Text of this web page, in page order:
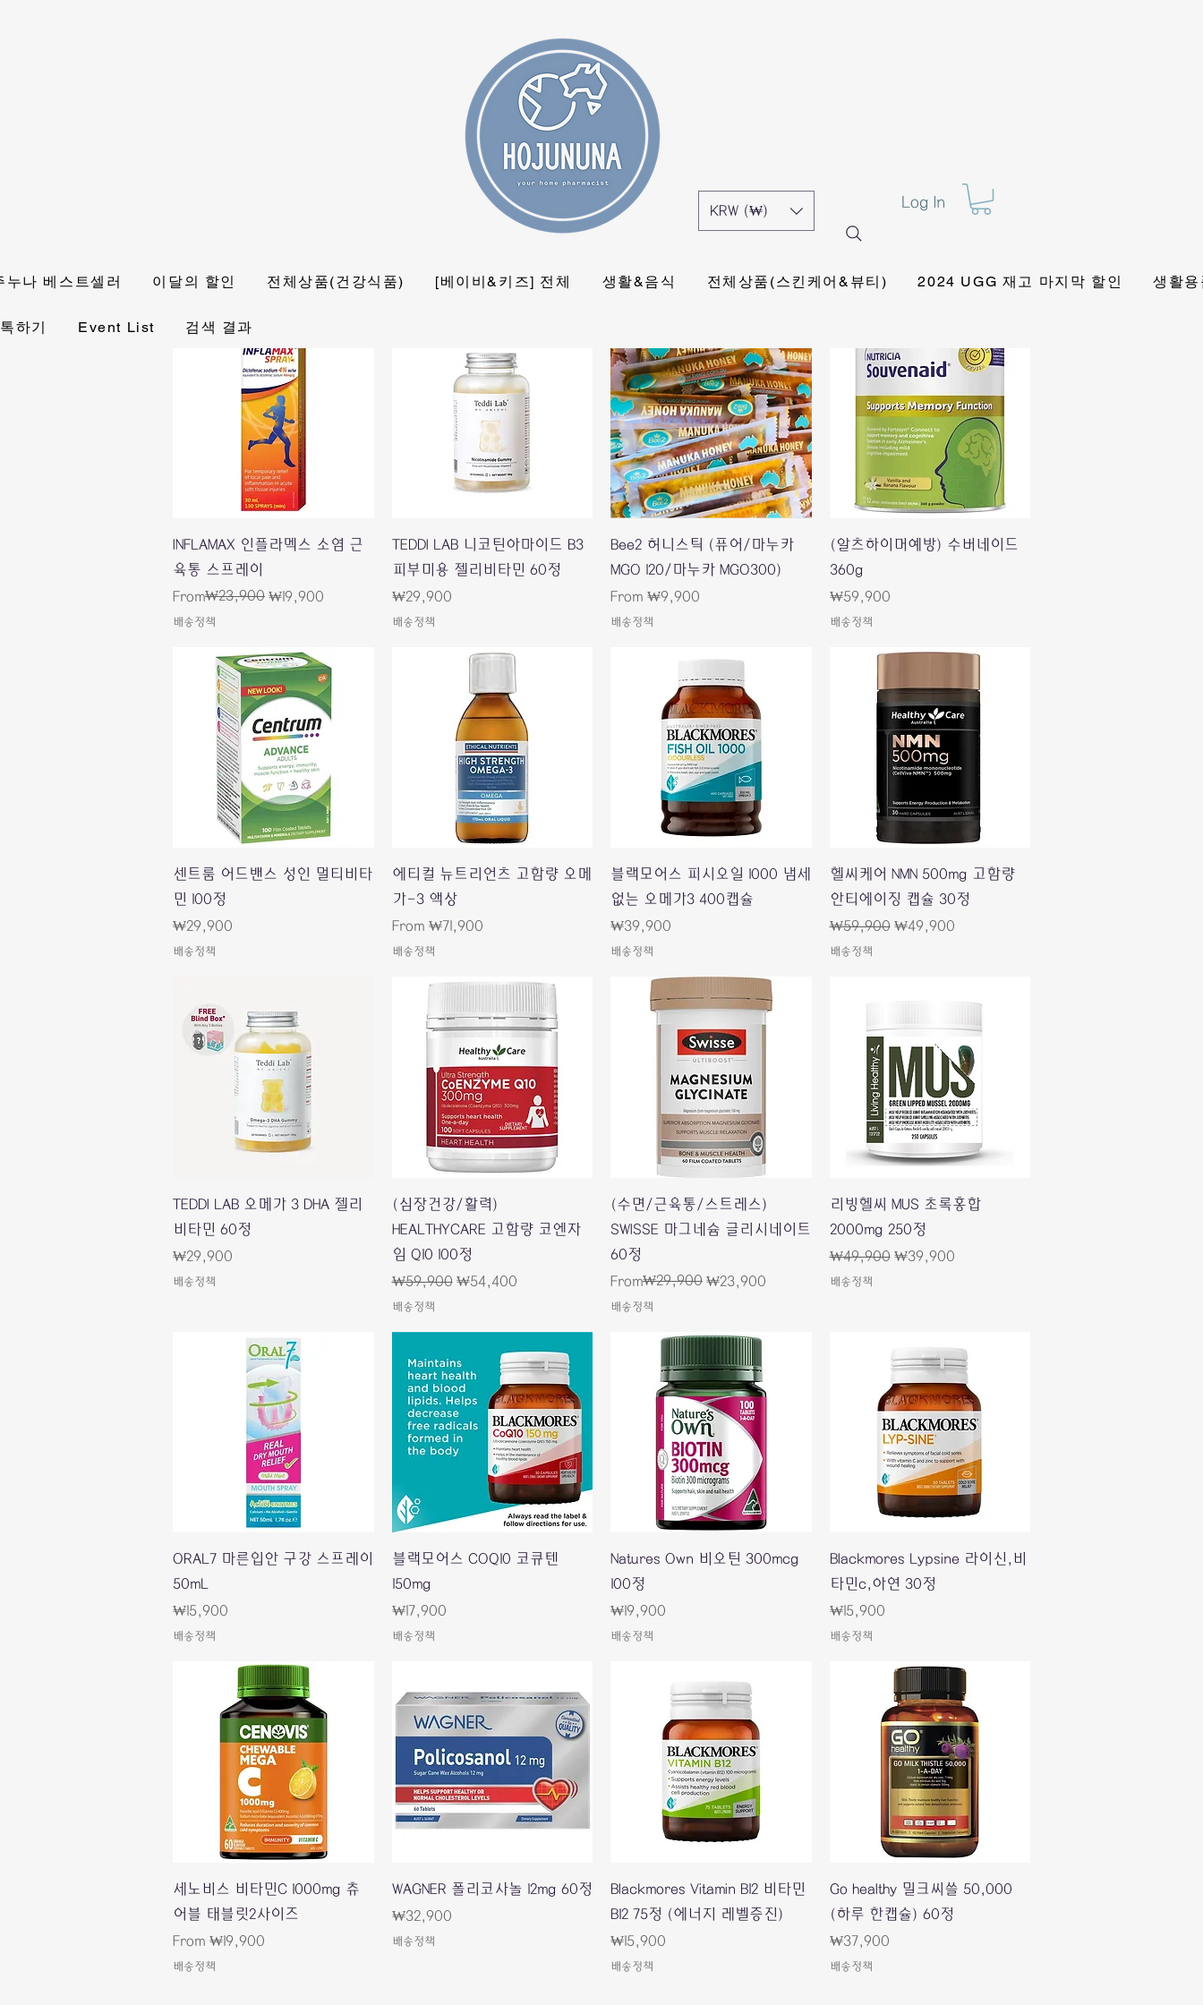
KRW (₩)
Log In
누나 베스트셀러 이달의 할인 전체상품(건강식품) [베이비&키즈] 전체 생활&음식 전체상품(스킨케어&뷰티) 2024 UGG 재고 마지막 할인 생활
하기 Event List 검색 결과
Quick View
INFLAMAX 인플라멕스 소염 근
육통 스프레이
From
Regular Price
₩23,900 ₩19,900
Sale Price
배송정책
Quick View
TEDDI LAB 니코틴아마이드 B3
피부미용 젤리비타민 60정
Price
₩29,900
배송정책
Quick View
Bee2 허니스틱 (퓨어/마누카
MGO 120/마누카 MGO300)
From ₩9,900
Sale Price
배송정책
Quick View
(알츠하이머예방) 수버네이드
360g
Price
₩59,900
배송정책
Quick View
센트룸 어드밴스 성인 멀티비타
민 100정
Price
₩29,900
배송정책
Quick View
에티컬 뉴트리언츠 고함량 오메
가-3 액상
From ₩71,900
Sale Price
배송정책
Quick View
블랙모어스 피시오일 1000 냄세
없는 오메가3 400캡슐
Price
₩39,900
배송정책
Quick View
헬씨케어 NMN 500mg 고함량
안티에이징 캡슐 30정
Regular Price
₩59,900 Sale Price
₩49,900
배송정책
Quick View
TEDDI LAB 오메가 3 DHA 젤리
비타민 60정
Price
₩29,900
배송정책
Quick View
(심장건강/활력)
HEALTHYCARE 고함량 코엔자
임 Q10 100정
Regular Price
₩59,900 Sale Price
₩54,400
배송정책
Quick View
(수면/근육통/스트레스)
SWISSE 마그네슘 글리시네이트
60정
From
Regular Price
₩29,900 ₩23,900
Sale Price
배송정책
Quick View
리빙헬씨 MUS 초록홍합
2000mg 250정
Regular Price
₩49,900 Sale Price
₩39,900
배송정책
Quick View
ORAL7 마른입안 구강 스프레이
50mL
Price
₩15,900
배송정책
Quick View
블랙모어스 COQ10 코큐텐
150mg
Price
₩17,900
배송정책
Quick View
Natures Own 비오틴 300mcg
100정
Price
₩19,900
배송정책
Quick View
Blackmores Lypsine 라이신,비
타민c,아연 30정
Price
₩15,900
배송정책
Quick View
세노비스 비타민C 1000mg 츄
어블 태블릿2사이즈
From ₩19,900
Sale Price
배송정책
Quick View
WAGNER 폴리코사놀 12mg 60정
Price
₩32,900
배송정책
Quick View
Blackmores Vitamin B12 비타민
B12 75정 (에너지 레벨증진)
Price
₩15,900
배송정책
Quick View
Go healthy 밀크씨쓸 50,000
(하루 한캡슐) 60정
Price
₩37,900
배송정책